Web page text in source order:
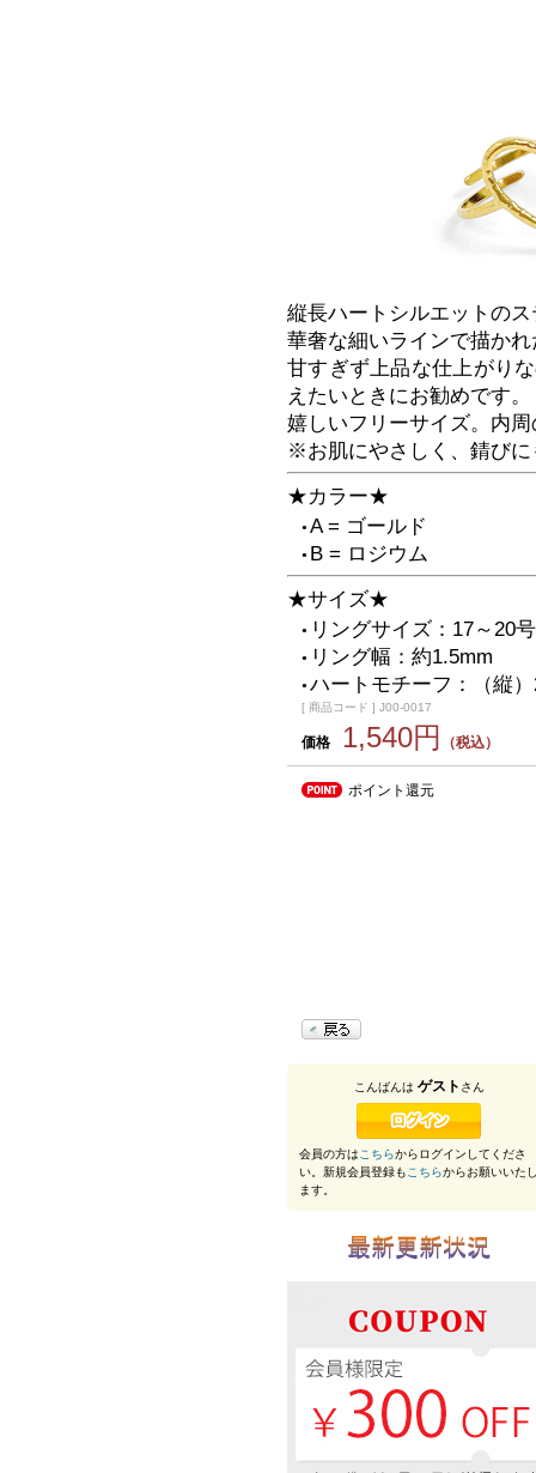
縦長ハートシルエットの
華奢な細いラインで描か
甘すぎず上品な仕上がり
えたいときにお勧めです。
嬉しいフリーサイズ。内
※お肌にやさしく、錆び
★カラー★
● A = ゴールド
●
B = ロジウム
★サイズ★
● リングサイズ：17～20
● リング幅：約1.5mm
● ハートモチーフ：（縦
[ 商品コード ] J00-0017
価格 1,540円 （税込）
ポイント還元
こんばんは ゲスト さん
会員の方はこちらからログインしてくださ
い。新規会員登録もこちらからお願いいた
ます。